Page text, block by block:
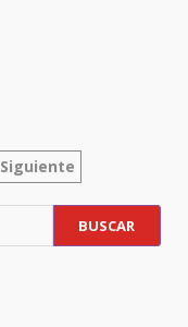
Siguiente